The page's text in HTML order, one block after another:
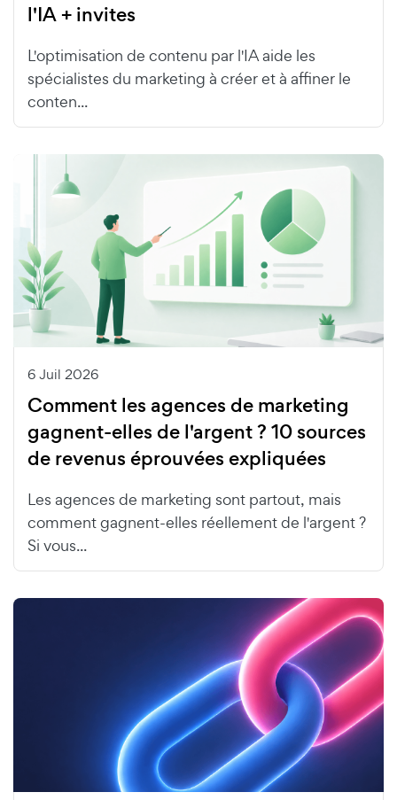
l'IA + invites
L'optimisation de contenu par l'IA aide les
spécialistes du marketing à créer et à affiner le
conten...
6 Juil 2026
Comment les agences de marketing
gagnent-elles de l'argent ? 10 sources
de revenus éprouvées expliquées
Les agences de marketing sont partout, mais
comment gagnent-elles réellement de l'argent ?
Si vous...